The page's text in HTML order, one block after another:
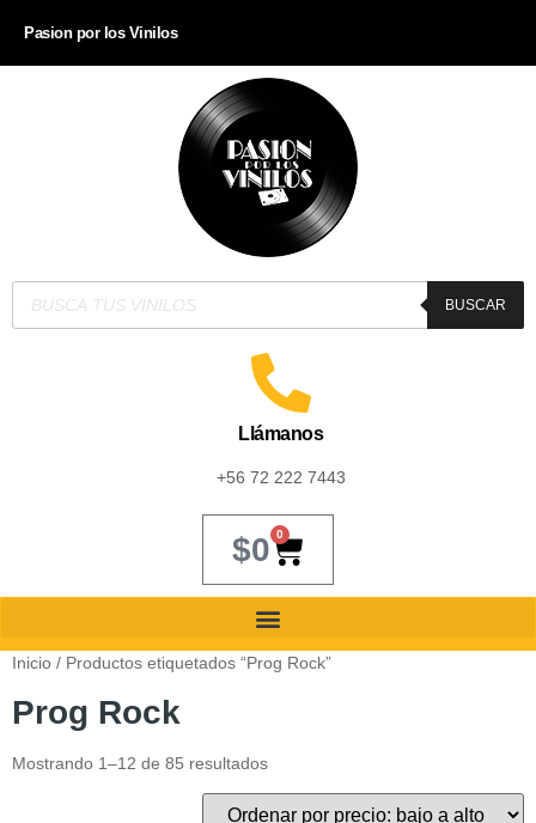
Pasion por los Vinilos
BUSCAR
Llámanos
+56 72 222 7443
$0 0
Inicio / Productos etiquetados “Prog Rock”
Prog Rock
Mostrando 1–12 de 85 resultados